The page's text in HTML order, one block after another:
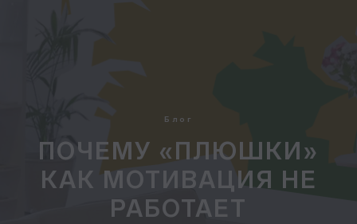
Блог
ПОЧЕМУ «ПЛЮШКИ»
КАК МОТИВАЦИЯ НЕ
РАБОТАЕТ